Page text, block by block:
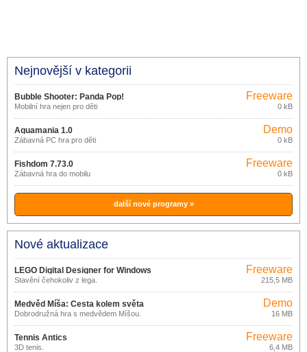
Nejnovější v kategorii
Bubble Shooter: Panda Pop!
13.1.101
Mobilní hra nejen pro děti
Freeware
0 kB
Aquamania 1.0
Zábavná PC hra pro děti
Demo
0 kB
Fishdom 7.73.0
Zábavná hra do mobilu
Freeware
0 kB
další nové programy »
Nové aktualizace
LEGO Digital Designer for Windows
4.3.8.0
Stavění čehokoliv z lega.
Freeware
215,5 MB
Medvěd Míša: Cesta kolem světa
Dobrodružná hra s medvědem Míšou.
Demo
16 MB
Tennis Antics
3D tenis.
Freeware
6,4 MB